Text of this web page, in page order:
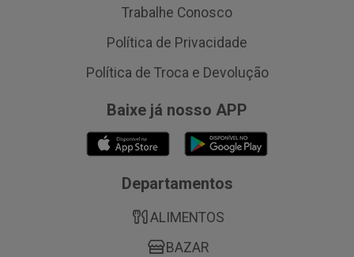
Trabalhe Conosco
Política de Privacidade
Política de Troca e Devolução
Baixe já nosso APP
Departamentos
ALIMENTOS
BAZAR